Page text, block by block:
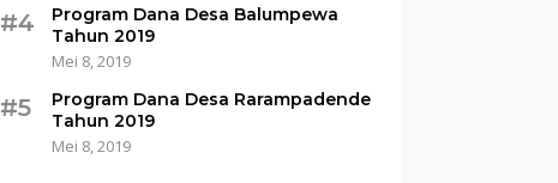
#4
Program Dana Desa Balumpewa
Tahun 2019
Mei 8, 2019
#5
Program Dana Desa Rarampadende
Tahun 2019
Mei 8, 2019